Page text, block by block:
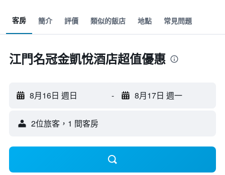
客房 簡介 評價 類似的飯店 地點 常見問題
江門名冠金凱悅酒店超值優惠
8月16日 週日 - 8月17日 週一
2位旅客，1 間客房